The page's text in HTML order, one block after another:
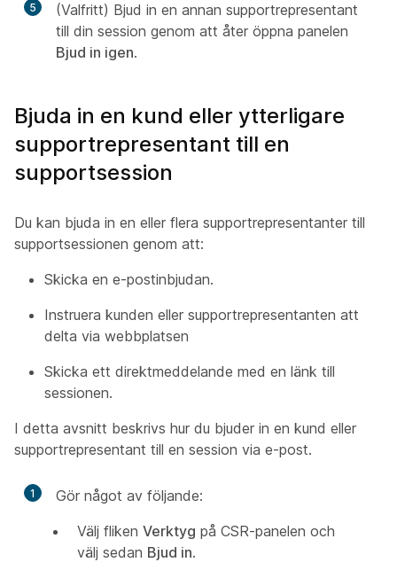
5
(Valfritt) Bjud in en annan supportrepresentant
till din session genom att åter öppna panelen
Bjud in igen.
Bjuda in en kund eller ytterligare
supportrepresentant till en
supportsession
Du kan bjuda in en eller flera supportrepresentanter till
supportsessionen genom att:
Skicka en e-postinbjudan.
Instruera kunden eller supportrepresentanten att
delta via webbplatsen
Skicka ett direktmeddelande med en länk till
sessionen.
I detta avsnitt beskrivs hur du bjuder in en kund eller
supportrepresentant till en session via e-post.
1
Gör något av följande:
Välj fliken Verktyg på CSR-panelen och
välj sedan Bjud in.